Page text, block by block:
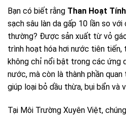
Bạn có biết rằng Than Hoạt
sạch sâu làn da gấp 10 lần so
thường? Được sản xuất từ vỏ
trình hoạt hóa hơi nước tiên tiến,
không chỉ nổi bật trong các ứng
nước, mà còn là thành phần
giúp loại bỏ dầu thừa, bụi bẩn và
Tại Môi Trường Xuyên Việt,